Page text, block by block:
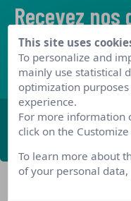
Recevez nos
informations
Découvrez les
This site uses
To personalize and
mainly use statistical
optimization
experience.
For more information
click on the
To learn more about
of your personal